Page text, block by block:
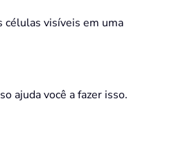
células visíveis em uma
ajuda você a fazer isso.